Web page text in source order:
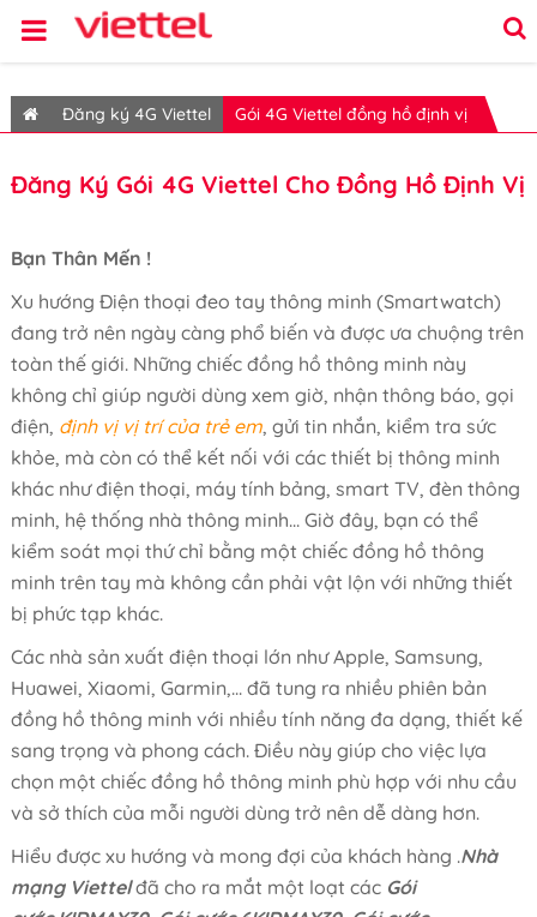
Đăng ký 4G Viettel Gói 4G Viettel đồng hồ định vị
Đăng Ký Gói 4G Viettel Cho Đồng Hồ Định Vị
Bạn Thân Mến !
Xu hướng Điện thoại đeo tay thông minh (Smartwatch)
đang trở nên ngày càng phổ biến và được ưa chuộng trên
toàn thế giới. Những chiếc đồng hồ thông minh này
không chỉ giúp người dùng xem giờ, nhận thông báo, gọi
điện, định vị vị trí của trẻ em, gửi tin nhắn, kiểm tra sức
khỏe, mà còn có thể kết nối với các thiết bị thông minh
khác như điện thoại, máy tính bảng, smart TV, đèn thông
minh, hệ thống nhà thông minh... Giờ đây, bạn có thể
kiểm soát mọi thứ chỉ bằng một chiếc đồng hồ thông
minh trên tay mà không cần phải vật lộn với những thiết
bị phức tạp khác.
Các nhà sản xuất điện thoại lớn như Apple, Samsung,
Huawei, Xiaomi, Garmin,... đã tung ra nhiều phiên bản
đồng hồ thông minh với nhiều tính năng đa dạng, thiết kế
sang trọng và phong cách. Điều này giúp cho việc lựa
chọn một chiếc đồng hồ thông minh phù hợp với nhu cầu
và sở thích của mỗi người dùng trở nên dễ dàng hơn.
Hiểu được xu hướng và mong đợi của khách hàng .Nhà
mạng Viettelđã cho ra mắt một loạt các Gói